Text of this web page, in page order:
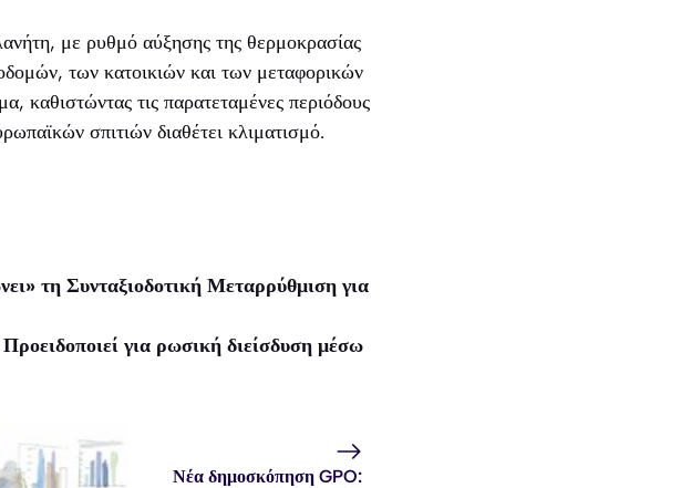
με ρυθμό αύξησης της θερμοκρασίας
των κατοικιών και των μεταφορικών
καθιστώντας τις παρατεταμένες περιόδους
σπιτιών διαθέτει κλιματισμό.
τη Συνταξιοδοτική Μεταρρύθμιση για
για ρωσική διείσδυση μέσω
Νέα δημοσκόπηση GPO: